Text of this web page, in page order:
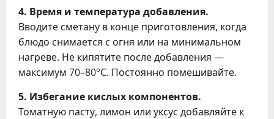
4. Время и температура добавления.
Вводите сметану в конце приготовления, когда
блюдо снимается с огня или на минимальном
нагреве. Не кипятите после добавления —
максимум 70–80°C. Постоянно помешивайте.
5. Избегание кислых компонентов.
Томатную пасту, лимон или уксус добавляйте к